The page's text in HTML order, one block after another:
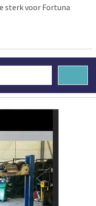
sterk voor Fortuna